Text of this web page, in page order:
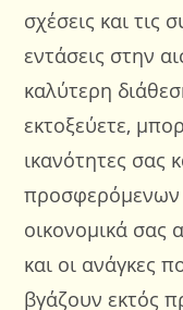
σχέσεις και τις
εντάσεις στην
καλύτερη
εκτοξεύετε,
ικανότητες σας
οικονομικά
και οι ανάγκες
βγάζουν εκτός